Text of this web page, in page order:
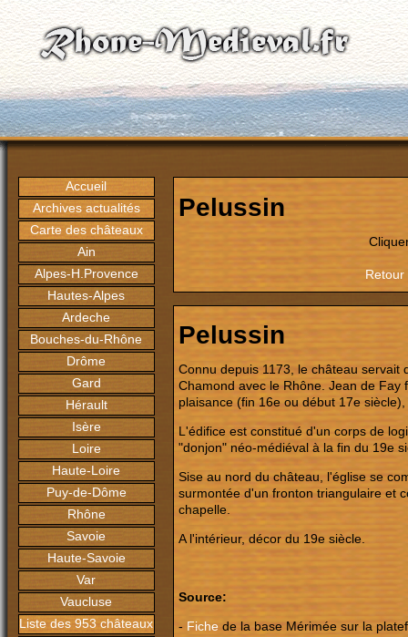
Accueil
Archives actualités
Carte des châteaux
Ain
Alpes-H.Provence
Hautes-Alpes
Ardeche
Bouches-du-Rhône
Drôme
Gard
Hérault
Isère
Loire
Haute-Loire
Puy-de-Dôme
Rhône
Savoie
Haute-Savoie
Var
Vaucluse
Liste des 953 châteaux
Pelussin
Pelussin
Connu depuis 1173, le château
Chamond avec le Rhône. Jean de
plaisance (fin 16e ou début 17e
L'édifice est constitué d'un corps de
"donjon" néo-médiéval à la fin du 19e
Sise au nord du château, l'église se
surmontée d'un fronton triangulaire et
chapelle.
A l'intérieur, décor du 19e siècle.
Source:
- Fiche de la base Mérimée sur la